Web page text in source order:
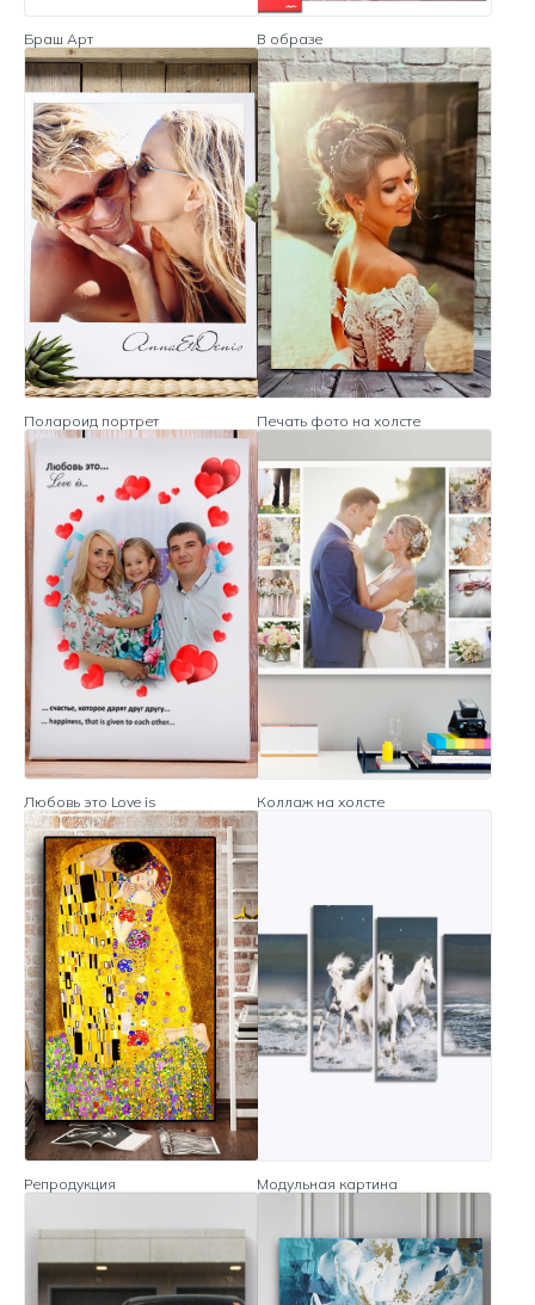
Браш Арт В образе
Полароид портрет Печать фото на холсте
Любовь это Love is Коллаж на холсте
Репродукция Модульная картина